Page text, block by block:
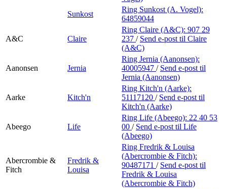
Personal ShopperSunkost
Ring Sunkost (A. Vogel):
64859044
A&C Claire
Ring Claire (A&C): 907 29
237 / Send e-post til Claire
(A&C)
Aanonsen Jernia
Ring Jernia (Aanonsen):
40005947 / Send e-post til
Jernia (Aanonsen)
Aarke Kitch'n
Ring Kitch'n (Aarke):
51117120 / Send e-post til
Kitch'n (Aarke)
Abeego Life
Ring Life (Abeego): 22 40 53
00 / Send e-post til Life
(Abeego)
Abercrombie &
Fitch
Fredrik &
Louisa
Ring Fredrik & Louisa
(Abercrombie & Fitch):
90487171 / Send e-post til
Fredrik & Louisa
(Abercrombie & Fitch)